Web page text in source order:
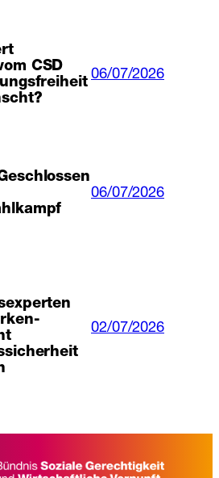
CSD
06/07/2026
06/07/2026
02/07/2026